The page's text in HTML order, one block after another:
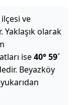
ve
Yaklaşık olarak
ise40° 59´
Beyazköy